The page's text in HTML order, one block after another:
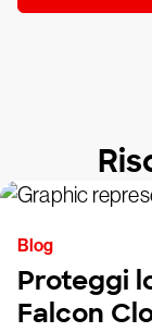
Blog
Proteggi
Falcon